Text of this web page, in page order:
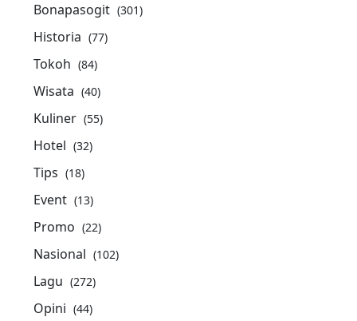
Bonapasogit (301)
Historia (77)
Tokoh (84)
Wisata (40)
Kuliner (55)
Hotel (32)
Tips (18)
Event (13)
Promo (22)
Nasional (102)
Lagu (272)
Opini (44)